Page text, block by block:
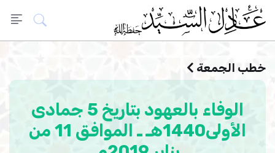
خطب الجمعة
الوفاء بالعهود بتاريخ 5 جمادى
الأولى1440هـ ـ الموافق 11 من